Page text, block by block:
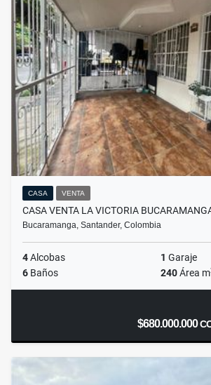
CASA VENTA
CASA VENTA LA VICTORIA
Bucaramanga, Santander, Colombia
4Alcobas 1 Garaje
6 Baños 240Área m
$680.000.000